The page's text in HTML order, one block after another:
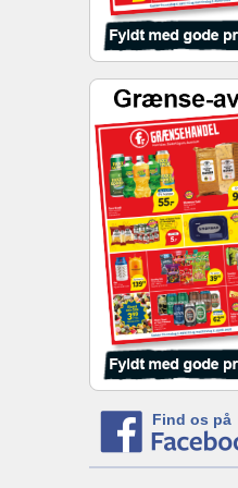
Find os på